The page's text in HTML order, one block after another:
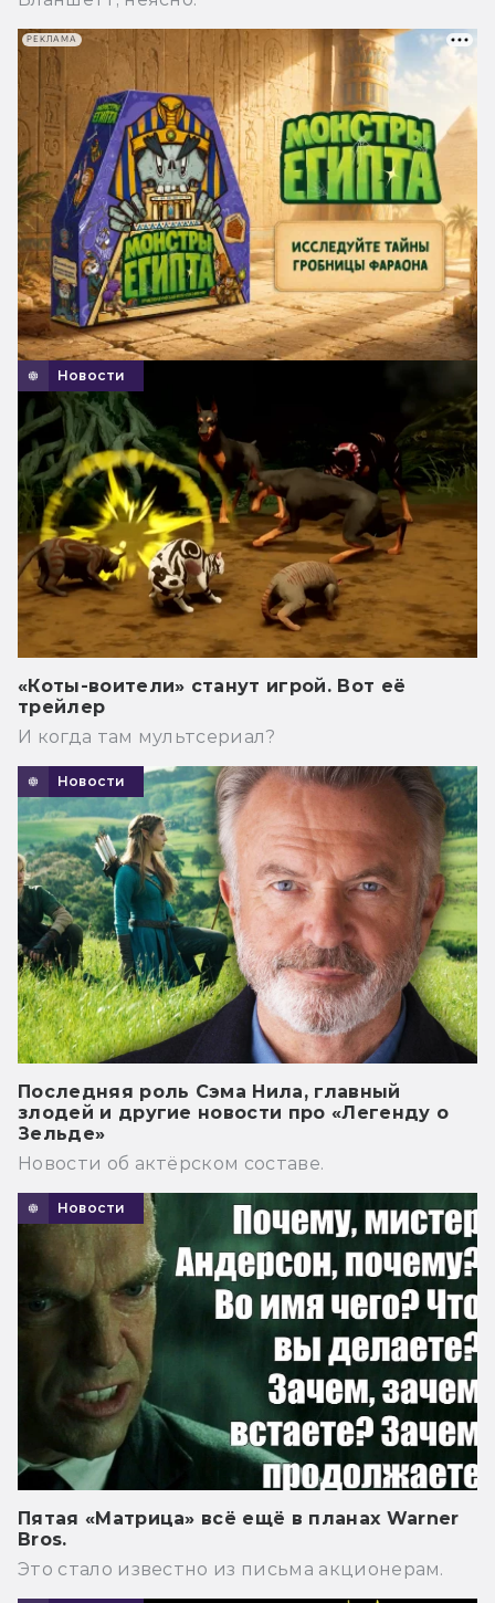
Новости
«Коты-воители» станут игрой. Вот её
трейлер
И когда там мультсериал?
Новости
Последняя роль Сэма Нила, главный
злодей и другие новости про «Легенду о
Зельде»
Новости об актёрском составе.
Новости
Пятая «Матрица» всё ещё в планах Warner
Bros.
Это стало известно из письма акционерам.
РЕКЛАМА